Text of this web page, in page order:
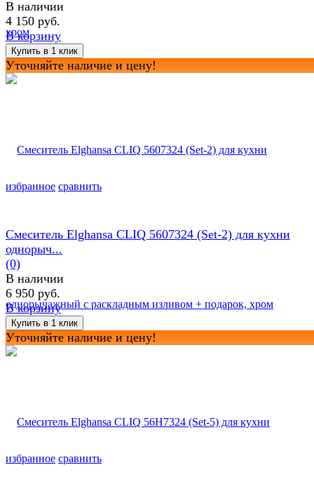
избранное сравнить
В наличии
4 150 руб.
В корзину
Уточняйте наличие и цену!
избранное сравнить
Смеситель Elghansa CLIQ 5607324 (Set-2) для кухни
однорыч...
(0)
В наличии
6 950 руб.
В корзину
Уточняйте наличие и цену!